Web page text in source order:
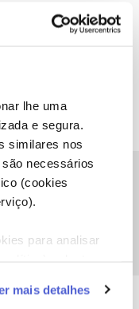
lhe uma
e segura.
similares nos
necessários
(cookies
para analisar
e
mais detalhes